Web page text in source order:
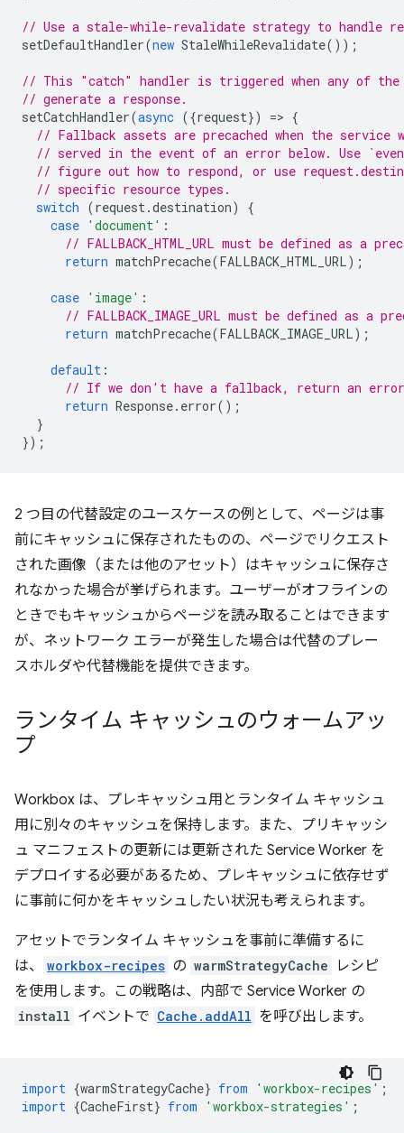
// Use a stale-while-revalidate strategy to handle
setDefaultHandler(new StaleWhileRevalidate());
// This "catch" handler is triggered when any of
// generate a response.
setCatchHandler(async ({request}) => {
// Fallback assets are precached when the
// served in the event of an error below. Use
// figure out how to respond, or use
// specific resource types.
switch (request.destination)
{
case 'document' :
// FALLBACK_HTML_URL must be defined as a
return matchPrecache(FALLBACK_HTML_URL);
case 'image' :
// FALLBACK_IMAGE_URL must be defined as a
return matchPrecache(FALLBACK_IMAGE_URL);
default :
// If we don't have a fallback, return an error
return Response. error();
}
});
2 つ目の代替設定のユースケースの例として、ページは事
前にキャッシュに保存されたものの、ページでリクエスト
された画像（または他のアセット）はキャッシュに保存さ
れなかった場合が挙げられます。ユーザーがオフラインの
ときでもキャッシュからページを読み取ることはできます
が、ネットワーク エラーが発生した場合は代替のプレー
スホルダや代替機能を提供できます。
ランタイム キャッシュのウォームアッ
プ
Workbox は、プレキャッシュ用とランタイム キャッシュ
用に別々のキャッシュを保持します。また、プリキャッシ
ュ マニフェストの更新には更新された Service Worker を
デプロイする必要があるため、プレキャッシュに依存せず
に事前に何かをキャッシュしたい状況も考えられます。
アセットでランタイム キャッシュを事前に準備するに
は、
workbox-recipes の warmStrategyCache
レシピ
を使用します。この戦略は、内部で Service Worker の
install イベントで Cache.addAll を呼び出します。
import {warmStrategyCache} from 'workbox-recipes' ;
import {CacheFirst} from 'workbox-strategies' ;